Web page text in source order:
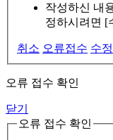
작성하신 내
정하시려면 [
취소 오류접수 수정
오류 접수 확인
닫기
오류 접수 확인